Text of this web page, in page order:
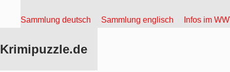
Sammlung deutsch Sammlung englisch Infos im
Krimipuzzle.de